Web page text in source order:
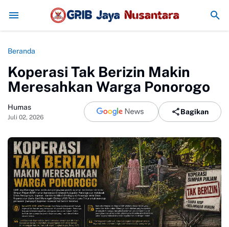
BRI dan Imigrasi Kelas II Non-TPI
Beranda
Koperasi Tak Berizin Makin
Meresahkan Warga Ponorogo
Humas
Juli 02, 2026
Bagikan